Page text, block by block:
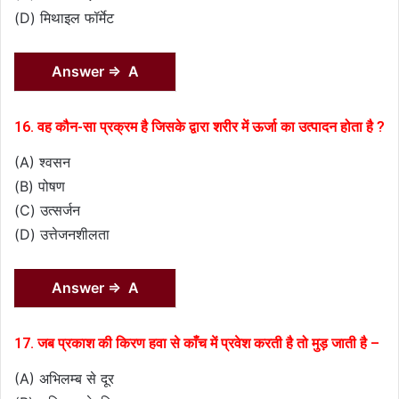
(D) मिथाइल फॉर्मेट
Answer ⇒ A
16. वह कौन-सा प्रक्रम है जिसके द्वारा शरीर में ऊर्जा का उत्पादन होता है ?
(A) श्वसन
(B) पोषण
(C) उत्सर्जन
(D) उत्तेजनशीलता
Answer ⇒ A
17. जब प्रकाश की किरण हवा से काँच में प्रवेश करती है तो मुड़ जाती है –
(A) अभिलम्ब से दूर